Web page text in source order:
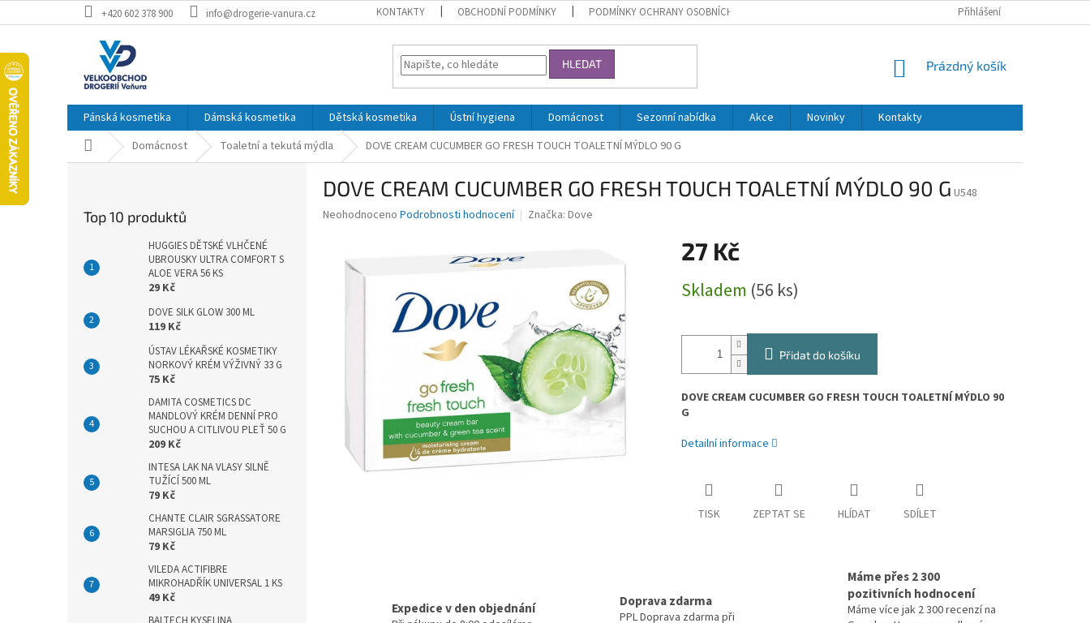
na
+420 602 378 900 info@drogerie-vanura.cz KONTAKTY OBCHODNÍ PODMÍNKY PODMÍNKY OCHRANY OSOBNÍCH ÚDAJŮ Přihlášení
HLEDAT
NÁKUPNÍ
Prázdný košík
Pánská kosmetika Dámská kosmetika Dětská kosmetika Ústní hygiena Domácnost Sezonní nabídka Akce Novinky
Kontakty
Domů Domácnost Toaletní a tekutá mýdla DOVE CREAM CUCUMBER GO FRESH TOUCH TOALETNÍ MÝDLO 90 G
Top 10 produktů
HUGGIES DĚTSKÉ VLHČENÉ
UBROUSKY ULTRA COMFORT S
ALOE VERA 56 KS
29 Kč
DOVE SILK GLOW 300 ML
119 Kč
ÚSTAV LÉKAŘSKÉ KOSMETIKY
NORKOVÝ KRÉM VÝŽIVNÝ 33 G
75 Kč
DAMITA COSMETICS DC
MANDLOVÝ KRÉM DENNÍ PRO
SUCHOU A CITLIVOU PLEŤ 50 G
209 Kč
INTESA LAK NA VLASY SILNĚ
TUŽÍCÍ 500 ML
79 Kč
CHANTE CLAIR SGRASSATORE
MARSIGLIA 750 ML
79 Kč
VILEDA ACTIFIBRE
MIKROHADŘÍK UNIVERSAL 1 KS
49 Kč
DOVE CREAM CUCUMBER GO FRESH TOUCH TOALETNÍ MÝDLO 90 G U548
Průměrné
Neohodnoceno Podrobnosti hodnocení Značka: Dove
27 Kč
cena:
Skladem (56 ks)
Přidat do košíku
DOVE CREAM CUCUMBER GO FRESH TOUCH TOALETNÍ MÝDLO 90
G
Detailní informace
TISK ZEPTAT SE HLÍDAT SDÍLET
Expedice v den objednání Doprava zdarma
PPL Doprava zdarma při
Máme přes 2 300
pozitivních hodnocení
Máme více jak 2 300 recenzí na